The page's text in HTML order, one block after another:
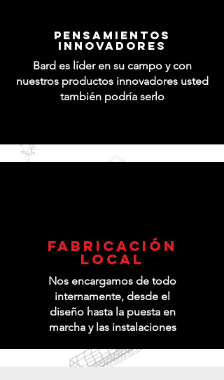
PENSAMIENTOS
INNOVADORES
Bard es líder en su campo y con
nuestros productos innovadores usted
también podría serlo
FABRICACIÓN
LOCAL
Nos encargamos de todo
internamente, desde el
diseño hasta la puesta en
marcha y las instalaciones